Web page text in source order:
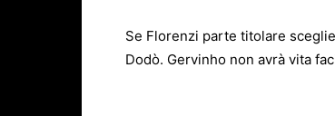
Se Florenzi parte titolare
Dodò. Gervinho non avrà vita